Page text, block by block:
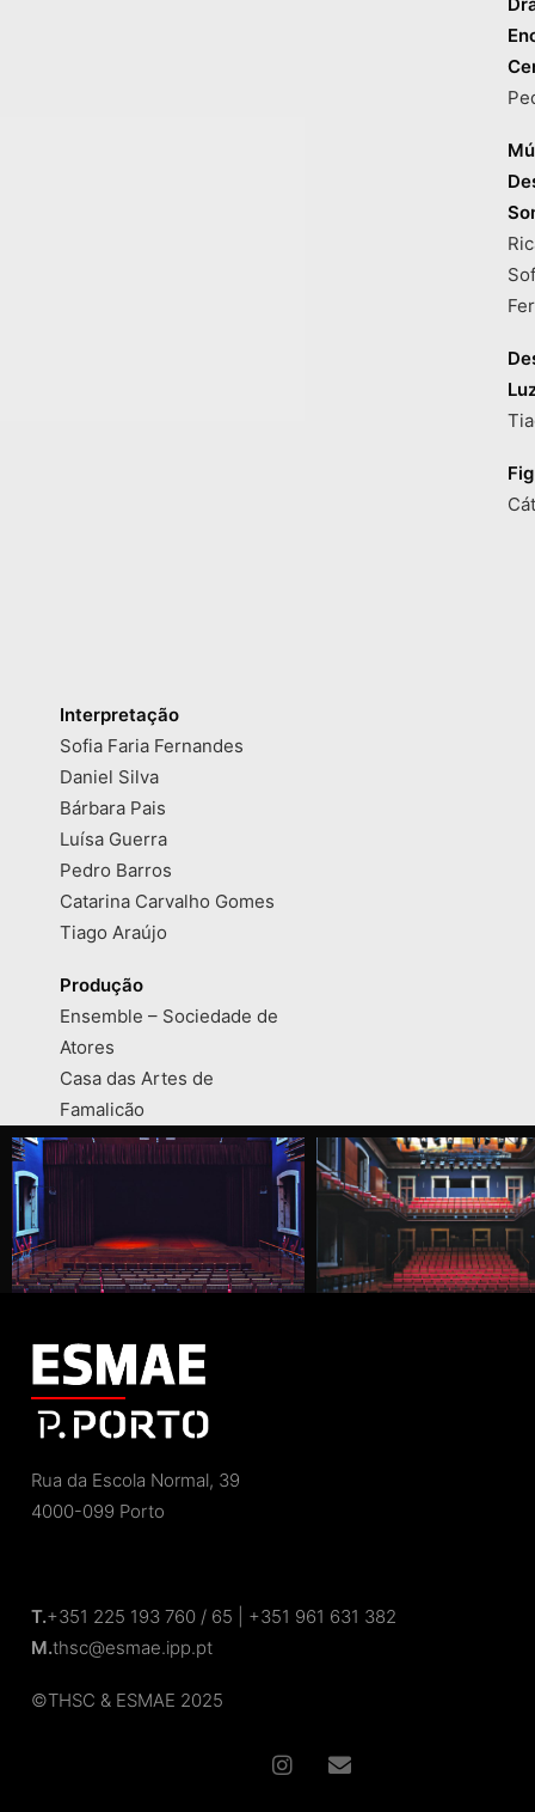
Interpretação
Sofia Faria Fernandes
Daniel Silva
Bárbara Pais
Luísa Guerra
Pedro Barros
Catarina Carvalho Gomes
Tiago Araújo
Produção
Ensemble – Sociedade de
Atores
Casa das Artes de
Famalicão
Rua da Escola Normal, 39
4000-099 Porto
T.+351 225 193 760 / 65 | +351 961 631 382
M.thsc@esmae.ipp.pt
©THSC & ESMAE 2025